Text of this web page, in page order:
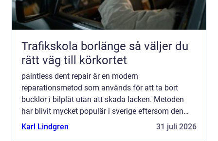
Trafikskola borlänge så väljer du
rätt väg till körkortet
paintless dent repair är en modern
reparationsmetod som används för att ta bort
bucklor i bilplåt utan att skada lacken. Metoden
har blivit mycket populär i sverige eftersom den
kombinerar hantverksskicklighet, hög precision och
Karl Lindgren 31 juli 2026